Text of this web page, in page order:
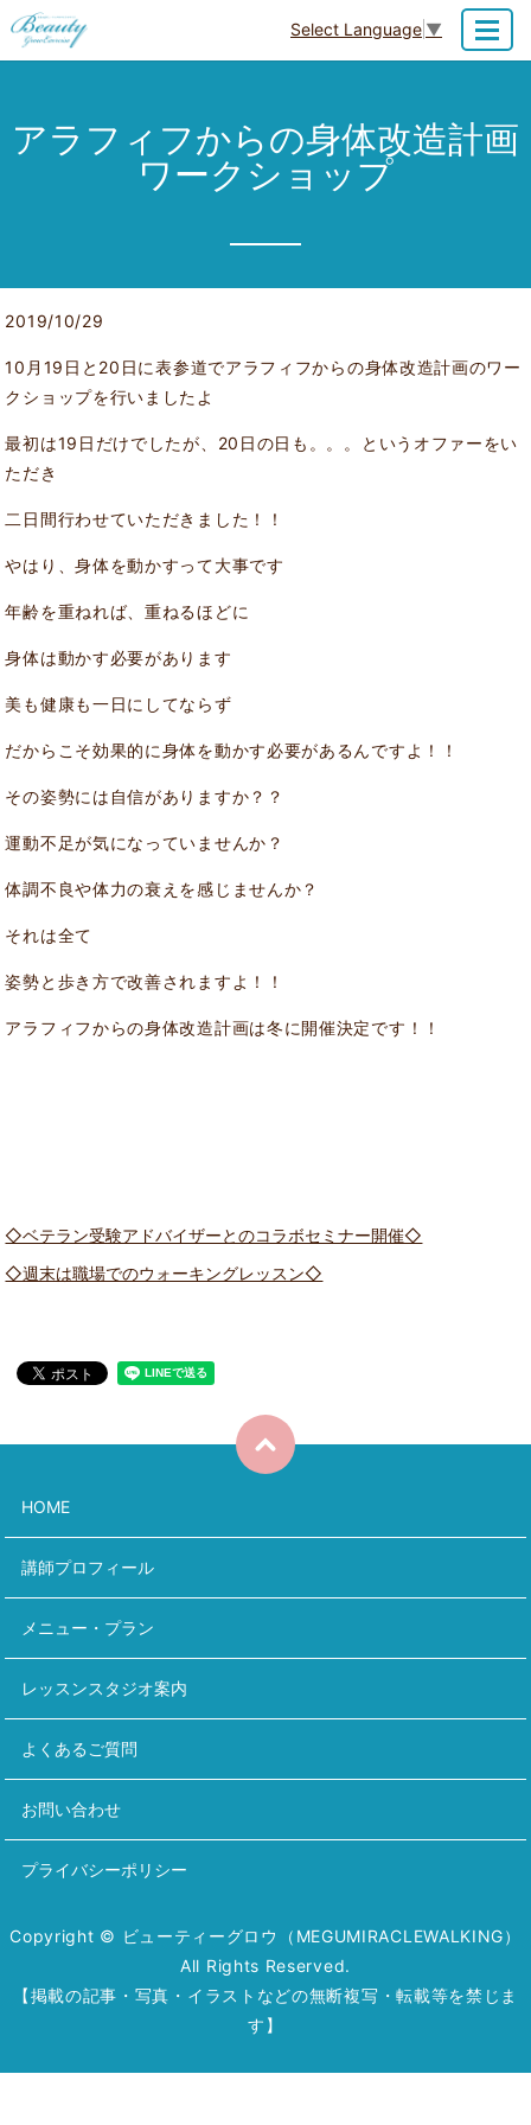
Select Language ▼
アラフィフからの身体改造計画
ワークショップ
2019/10/29
10月19日と20日に表参道でアラフィフからの身体改造計画のワー
クショップを行いましたよ
最初は19日だけでしたが、20日の日も。。。というオファーをい
ただき
二日間行わせていただきました！！
やはり、身体を動かすって大事です
年齢を重ねれば、重ねるほどに
身体は動かす必要があります
美も健康も一日にしてならず
だからこそ効果的に身体を動かす必要があるんですよ！！
その姿勢には自信がありますか？？
運動不足が気になっていませんか？
体調不良や体力の衰えを感じませんか？
それは全て
姿勢と歩き方で改善されますよ！！
アラフィフからの身体改造計画は冬に開催決定です！！
◇ベテラン受験アドバイザーとのコラボセミナー開催◇
◇週末は職場でのウォーキングレッスン◇
HOME
講師プロフィール
メニュー・プラン
レッスンスタジオ案内
よくあるご質問
お問い合わせ
プライバシーポリシー
Copyright © ビューティーグロウ（MEGUMIRACLEWALKING）
All Rights Reserved.
【掲載の記事・写真・イラストなどの無断複写・転載等を禁じま
す】